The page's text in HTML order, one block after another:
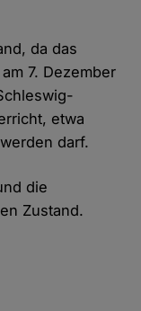
da das
7. Dezember
etwa
darf.
die
Zustand.